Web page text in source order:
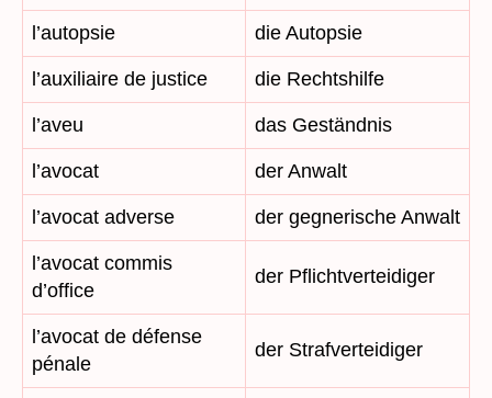
l’autopsie die Autopsie
l’auxiliaire de justice die Rechtshilfe
l’aveu das Geständnis
l’avocat der Anwalt
l’avocat adverse der gegnerische Anwalt
l’avocat commis
d’office
der Pflichtverteidiger
l’avocat de défense
pénale
der Strafverteidiger